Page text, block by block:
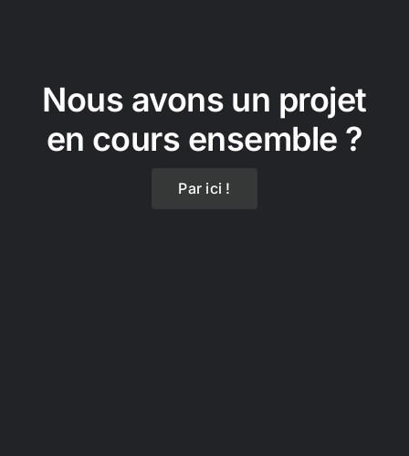
Nous avons un projet
en cours ensemble ?
Par ici !